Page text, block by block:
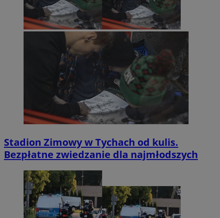
Stadion Zimowy w Tychach od kulis.
Bezpłatne zwiedzanie dla najmłodszych